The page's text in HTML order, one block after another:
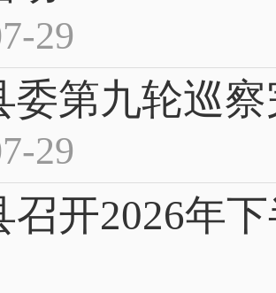
29
委第九轮巡
29
召开2026年